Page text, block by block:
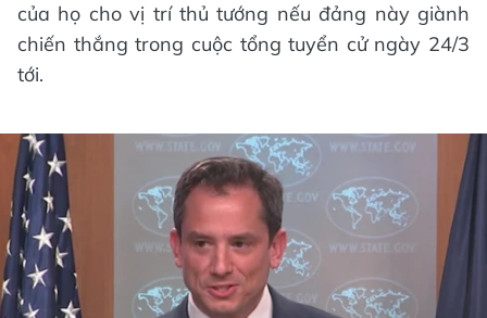
của họ cho vị trí thủ tướng nếu đảng này giành
chiến thắng trong cuộc tổng tuyển cử ngày 24/3
tới.